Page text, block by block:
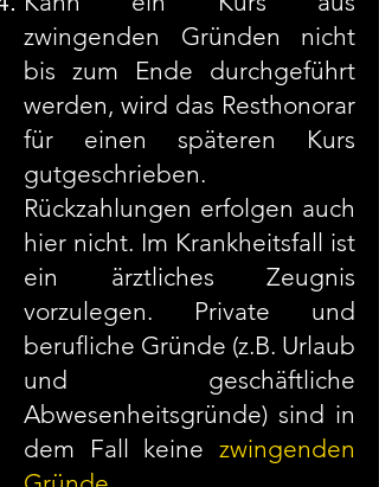
zwingenden Gründen nicht
bis zum Ende durchgeführt
werden, wird das Resthonorar
für einen späteren Kurs
gutgeschrieben.
Rückzahlungen erfolgen auch
hier nicht. Im Krankheitsfall ist
ein ärztliches Zeugnis
vorzulegen. Private und
berufliche Gründe (z.B. Urlaub
und geschäftliche
Abwesenheitsgründe) sind in
dem Fall keine zwingenden